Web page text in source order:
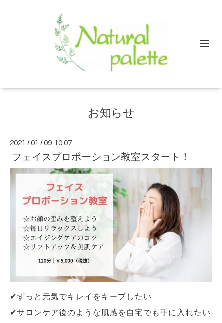
お知らせ
2021 /01 /09 10:07
フェイスプロポーション教室スタート！
✔︎ずっと元気でキレイをキープしたい
✔︎サロンケア後のような肌感を自宅でも手に入れたい